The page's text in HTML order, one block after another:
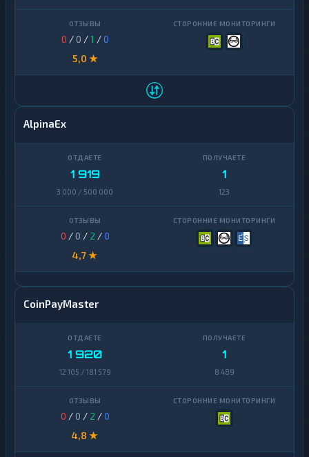
0 / 0 /1 /0
5,0 ★
AlpinaEx
1 919
3 000 / 500 000
1
123
0 / 0 / 2 /0
4,7 ★
CoinPayMaster
1 920
12 105 / 181 579
1
8 489
0 / 0 / 2 /0
4,8 ★